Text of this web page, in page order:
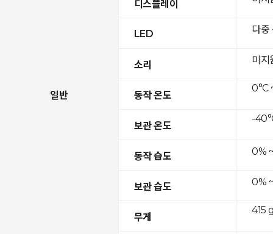
일반
디스플레이
LED
소리
동작 온도
보관 온도
동작 습도
보관 습도
무게
다중
미지
0°C
-
0%
0%
415